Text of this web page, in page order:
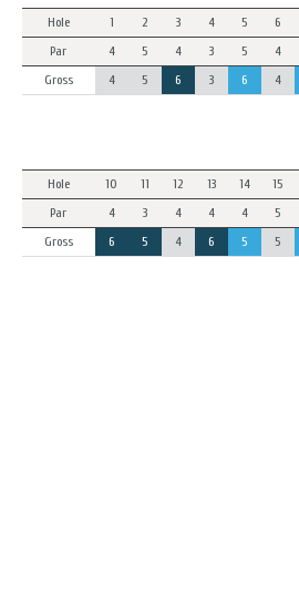
Hole 1 2 3 4 5 6
Par
4 5 4 3 5 4
Gross
4 5 6 3 6 4
Hole 10 11 12 13 14 15
Par
4 3 4 4 4 5
Gross
6 5 4 6 5 5